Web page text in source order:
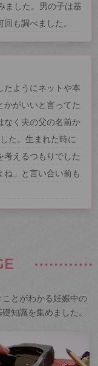
ました。男の子は基
も調べました。
たようにネットや本
かがいいと言ってた
なく夫の父の名前か
た。生まれた時に
考えるつもりでした
ね」と言い合い前も
とがわかる妊娠中の
知識を集めました。